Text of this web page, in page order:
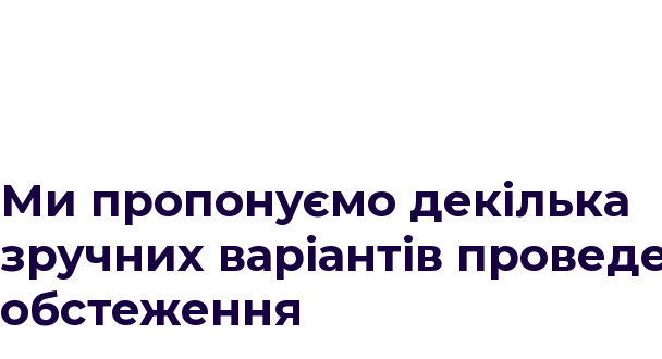
Ми пропонуємо декілька
зручних варіантів
обстеження